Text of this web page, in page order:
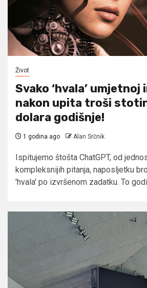
Život
Svako ‘hvala’
nakon upita troši
dolara godišnje!
1 godina ago Alan Srčnik
Ispitujemo štošta ChatGPT, od
kompleksnijih pitanja, naposljetku
'hvala' po izvršenom zadatku. To